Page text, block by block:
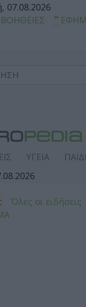
07.08.2026
ΥΓΕΙΑ ΠΑΙΔΙ
Όλες οι ειδήσεις